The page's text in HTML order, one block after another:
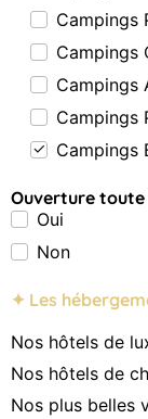
Campings
Campings
Campings
Campings
Campings
Ouverture toute
Oui
Non
✦ Les
Nos hôtels de
Nos hôtels de
Nos plus belles